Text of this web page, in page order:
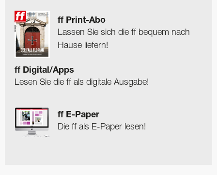
ff Print-Abo
Lassen Sie sich die ff bequem nach
Hause liefern!
ff Digital/Apps
Lesen Sie die ff als digitale Ausgabe!
ff E-Paper
Die ff als E-Paper lesen!